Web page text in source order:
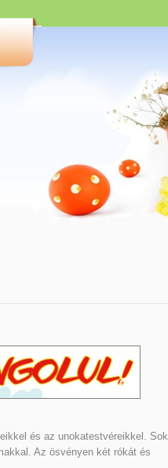
és az unokatestvéreikkel. Sok
Az ösvényen két rókát és